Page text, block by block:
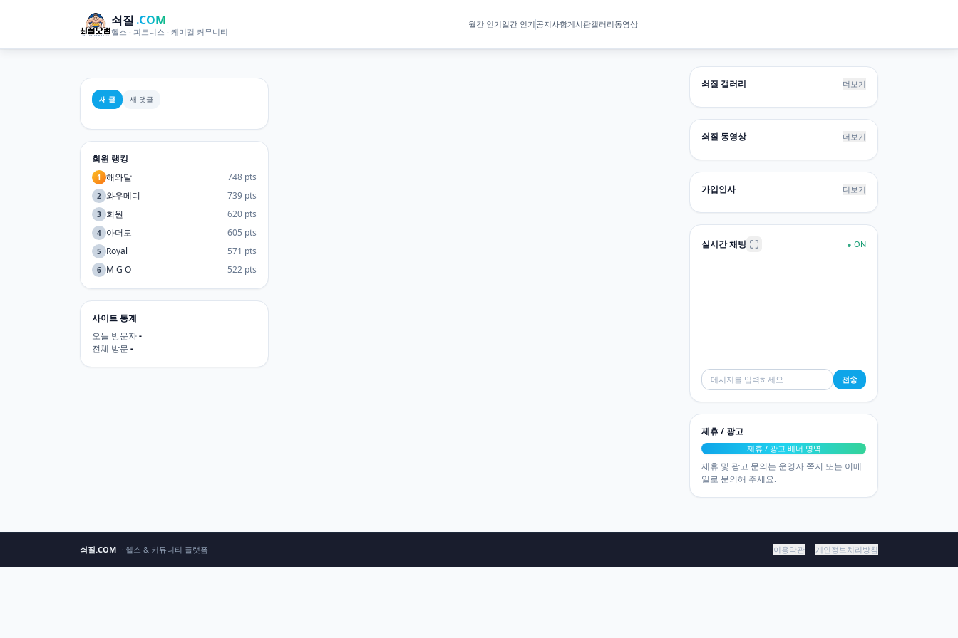
쇠질 .COM
헬스 · 피트니스 · 케미컬 커뮤니티
월간 인기일간 인기공지사항게시판갤러리동영상
새 글 새 댓글
회원 랭킹
1 해와달 748 pts
2 와우메디 739 pts
3 회원 620 pts
4 아더도 605 pts
5 Royal 571 pts
6 M G O 522 pts
사이트 통계
오늘 방문자-
전체 방문 -
쇠질 갤러리 더보기
쇠질 동영상 더보기
가입인사 더보기
실시간 채팅 ● ON
전송
제휴 / 광고
제휴 / 광고 배너 영역
제휴 및 광고 문의는 운영자 쪽지 또는 이메
일로 문의해 주세요.
쇠질.COM · 헬스 & 커뮤니티 플랫폼 이용약관 개인정보처리방침